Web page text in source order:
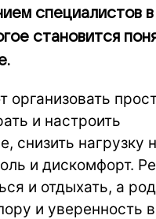
специалистов
становится
организовать
и настроить
снизить нагрузку
и дискомфорт.
и отдыхать, а
и уверенность